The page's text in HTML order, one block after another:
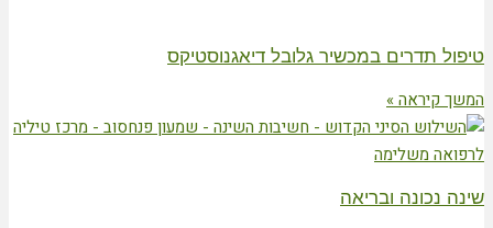
טיפול תדרים במכשיר גלובל דיאגנוסטיקס
המשך קיראה »
שינה נכונה ובריאה